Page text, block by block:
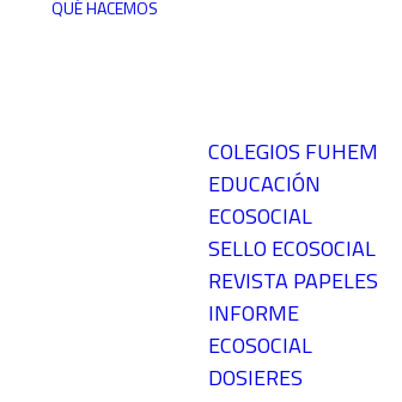
QUÉ HACEMOS
COLEGIOS FUHEM
EDUCACIÓN
ECOSOCIAL
SELLO ECOSOCIAL
REVISTA PAPELES
INFORME
ECOSOCIAL
DOSIERES